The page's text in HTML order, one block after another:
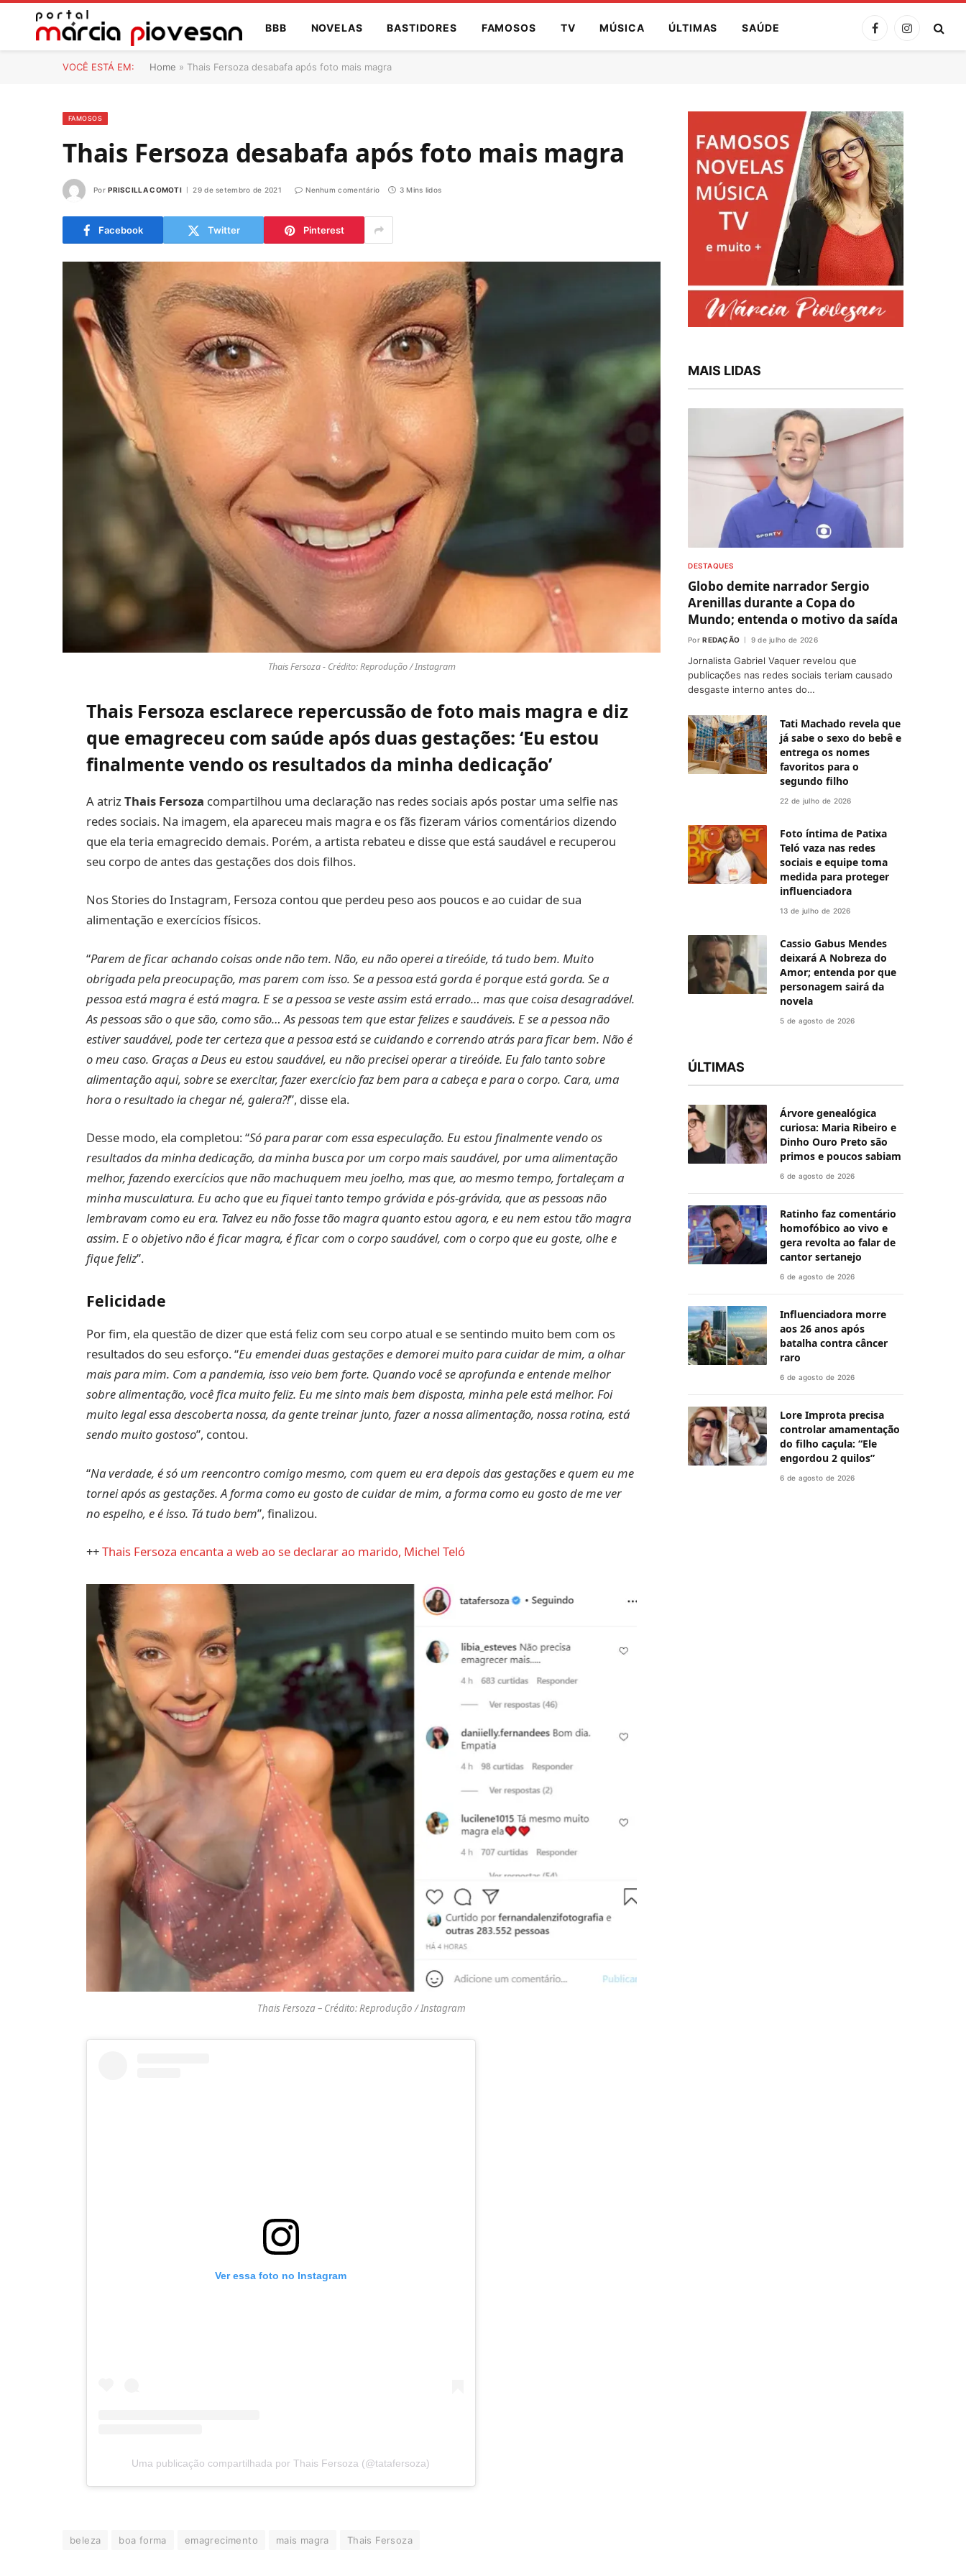
BBB NOVELAS BASTIDORES FAMOSOS TV MÚSICA ÚLTIMAS SAÚDE FacebookInstagram
VOCÊ ESTÁ EM: Home » Thais Fersoza desabafa após foto mais magra
FAMOSOS
Thais Fersoza desabafa após foto mais magra
Por PRISCILLA COMOTI 29 de setembro de 2021 Nenhum comentário 3 Mins lidos
Facebook Twitter Pinterest
Thais Fersoza - Crédito: Reprodução / Instagram
Thais Fersoza esclarece repercussão de foto mais magra e diz
que emagreceu com saúde após duas gestações: ‘Eu estou
finalmente vendo os resultados da minha dedicação’
A atrizThais Fersoza compartilhou uma declaração nas redes sociais após postar uma selfie nas
redes sociais. Na imagem, ela apareceu mais magra e os fãs fizeram vários comentários dizendo
que ela teria emagrecido demais. Porém, a artista rebateu e disse que está saudável e recuperou
seu corpo de antes das gestações dos dois filhos.
Nos Stories do Instagram, Fersoza contou que perdeu peso aos poucos e ao cuidar de sua
alimentação e exercícios físicos.
“Parem de ficar achando coisas onde não tem. Não, eu não operei a tireóide, tá tudo bem. Muito
obrigada pela preocupação, mas parem com isso. Se a pessoa está gorda é porque está gorda. Se a
pessoa está magra é está magra. E se a pessoa se veste assim está errado… mas que coisa desagradável.
As pessoas são o que são, como são… As pessoas tem que estar felizes e saudáveis. E se a pessoa não
estiver saudável, pode ter certeza que a pessoa está se cuidando e correndo atrás para ficar bem. Não é
o meu caso. Graças a Deus eu estou saudável, eu não precisei operar a tireóide. Eu falo tanto sobre
alimentação aqui, sobre se exercitar, fazer exercício faz bem para a cabeça e para o corpo. Cara, uma
hora o resultado ia chegar né, galera?!”, disse ela.
Desse modo, ela completou: “Só para parar com essa especulação. Eu estou finalmente vendo os
resultados da minha dedicação, da minha busca por um corpo mais saudável, por uma alimentação
melhor, fazendo exercícios que não machuquem meu joelho, mas que, ao mesmo tempo, fortaleçam a
minha musculatura. Eu acho que eu fiquei tanto tempo grávida e pós-grávida, que as pessoas não
lembravam como eu era. Talvez eu não fosse tão magra quanto estou agora, e eu nem estou tão magra
assim. E o objetivo não é ficar magra, é ficar com o corpo saudável, com o corpo que eu goste, olhe e
fique feliz”.
Felicidade
Por fim, ela questão de dizer que está feliz com seu corpo atual e se sentindo muito bem com os
resultados do seu esforço. “Eu emendei duas gestações e demorei muito para cuidar de mim, a olhar
mais para mim. Com a pandemia, isso veio bem forte. Quando você se aprofunda e entende melhor
sobre alimentação, você fica muito feliz. Eu me sinto mais bem disposta, minha pele está melhor. Foi
muito legal essa descoberta nossa, da gente treinar junto, fazer a nossa alimentação, nossa rotina, está
sendo muito gostoso”, contou.
“Na verdade, é só um reencontro comigo mesmo, com quem eu era depois das gestações e quem eu me
tornei após as gestações. A forma como eu gosto de cuidar de mim, a forma como eu gosto de me ver
no espelho, e é isso. Tá tudo bem”, finalizou.
++Thais Fersoza encanta a web ao se declarar ao marido, Michel Teló
Thais Fersoza – Crédito: Reprodução / Instagram
Ver essa foto no Instagram
Uma publicação compartilhada por Thais Fersoza (@tatafersoza)
beleza boa forma emagrecimento mais magra Thais Fersoza
MAIS LIDAS
DESTAQUES
Globo demite narrador Sergio
Arenillas durante a Copa do
Mundo; entenda o motivo da saída
Por REDAÇÃO 9 de julho de 2026
Jornalista Gabriel Vaquer revelou que
publicações nas redes sociais teriam causado
desgaste interno antes do…
Tati Machado revela que
já sabe o sexo do bebê e
entrega os nomes
favoritos para o
segundo filho
22 de julho de 2026
Foto íntima de Patixa
Teló vaza nas redes
sociais e equipe toma
medida para proteger
influenciadora
13 de julho de 2026
Cassio Gabus Mendes
deixará A Nobreza do
Amor; entenda por que
personagem sairá da
novela
5 de agosto de 2026
ÚLTIMAS
Árvore genealógica
curiosa: Maria Ribeiro e
Dinho Ouro Preto são
primos e poucos sabiam
6 de agosto de 2026
Ratinho faz comentário
homofóbico ao vivo e
gera revolta ao falar de
cantor sertanejo
6 de agosto de 2026
Influenciadora morre
aos 26 anos após
batalha contra câncer
raro
6 de agosto de 2026
Lore Improta precisa
controlar amamentação
do filho caçula: “Ele
engordou 2 quilos”
6 de agosto de 2026